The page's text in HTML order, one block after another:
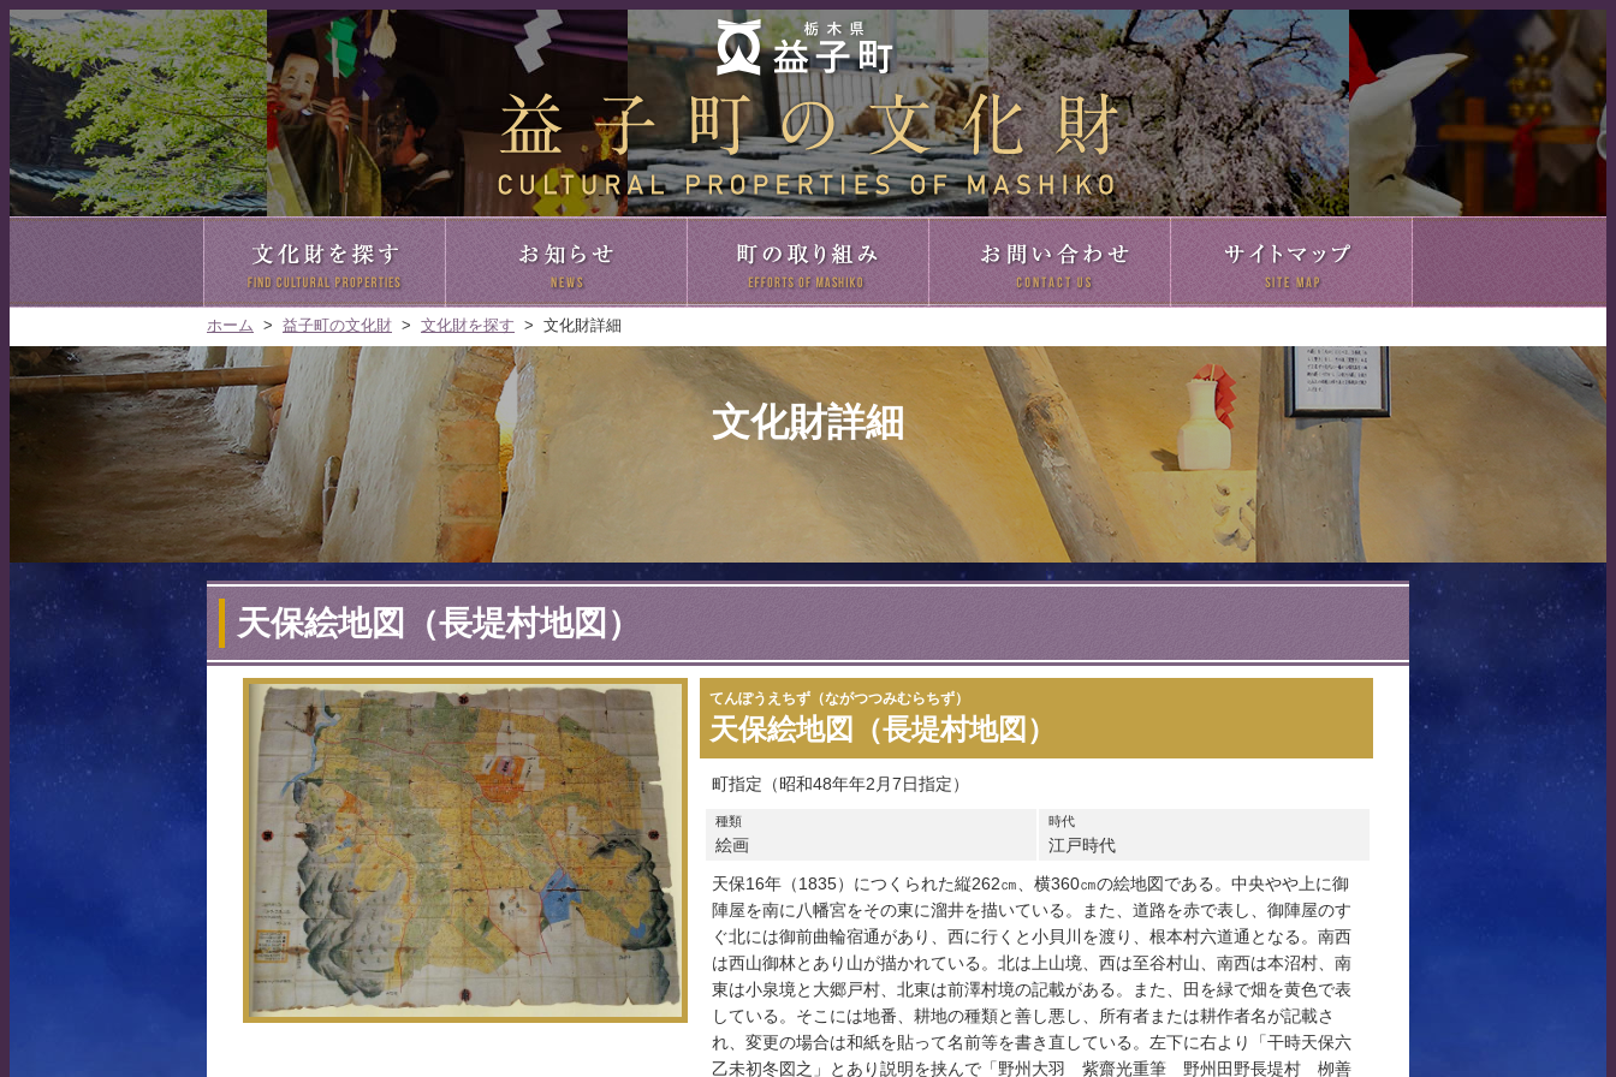
益子町の文化財
お問い合わせ
ホーム > 益子町の文化財 > 文化財を探す > 文化財詳細
文化財詳細
天保絵地図（長堤村地図）
てんぽうえちず（ながつつみむらちず）
天保絵地図（長堤村地図）
町指定（昭和48年年2月7日指定）
種類
絵画
時代
江戸時代
天保16年（1835）につくられた縦262㎝、横360㎝の絵地図である。中央やや上に御
陣屋を南に八幡宮をその東に溜井を描いている。また、道路を赤で表し、御陣屋のす
ぐ北には御前曲輪宿通があり、西に行くと小貝川を渡り、根本村六道通となる。南西
は西山御林とあり山が描かれている。北は上山境、西は至谷村山、南西は本沼村、南
東は小泉境と大郷戸村、北東は前澤村境の記載がある。また、田を緑で畑を黄色で表
している。そこには地番、耕地の種類と善し悪し、所有者または耕作者名が記載さ
れ、変更の場合は和紙を貼って名前等を書き直している。左下に右より「干時天保六
乙未初冬図之」とあり説明を挟んで「野州大羽 紫齋光重筆 野州田野長堤村 栁善